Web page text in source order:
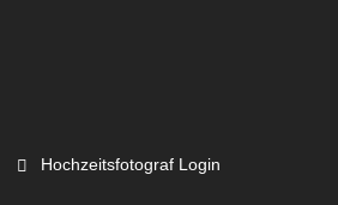
Hochzeitsfotograf Login